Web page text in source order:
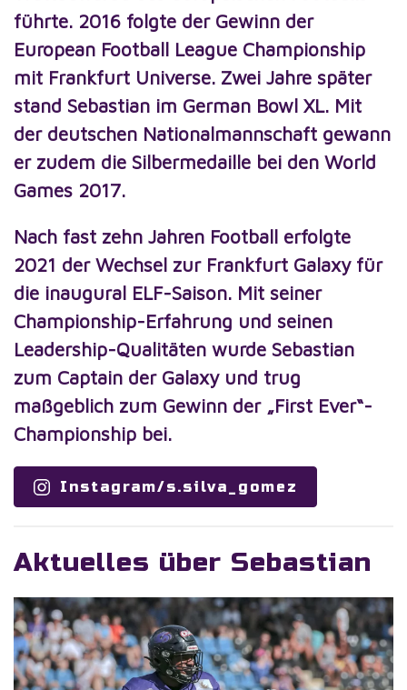
führte. 2016 folgte der Gewinn der
European Football League Championship
mit Frankfurt Universe. Zwei Jahre später
stand Sebastian im German Bowl XL. Mit
der deutschen Nationalmannschaft gewann
er zudem die Silbermedaille bei den World
Games 2017.
Nach fast zehn Jahren Football erfolgte
2021 der Wechsel zur Frankfurt Galaxy für
die inaugural ELF-Saison. Mit seiner
Championship-Erfahrung und seinen
Leadership-Qualitäten wurde Sebastian
zum Captain der Galaxy und trug
maßgeblich zum Gewinn der „First Ever“-
Championship bei.
Instagram/s.silva_gomez
Aktuelles über Sebastian